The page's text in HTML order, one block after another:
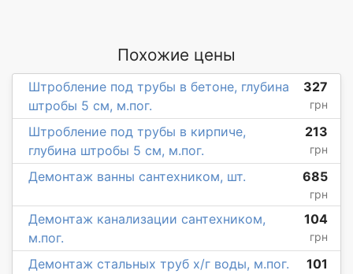
Похожие цены
Штробление под трубы в бетоне, глубина
штробы 5 см, м.пог.
327
грн
Штробление под трубы в кирпиче,
глубина штробы 5 см, м.пог.
213
грн
Демонтаж ванны сантехником, шт. 685
грн
Демонтаж канализации сантехником,
м.пог.
104
грн
Демонтаж стальных труб х/г воды, м.пог. 101